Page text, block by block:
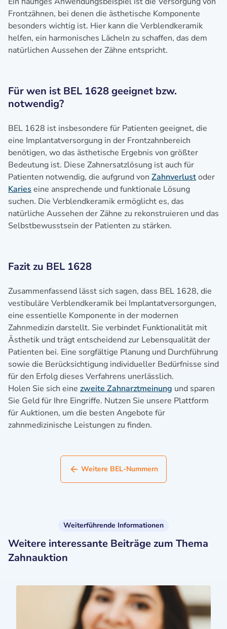
Frontzähnen, bei denen die ästhetische Komponente
besonders wichtig ist. Hier kann die Verblendkeramik
helfen, ein harmonisches Lächeln zu schaffen, das dem
natürlichen Aussehen der Zähne entspricht.
Für wen ist BEL 1628 geeignet bzw.
notwendig?
BEL 1628 ist insbesondere für Patienten geeignet, die
eine Implantatversorgung in der Frontzahnbereich
benötigen, wo das ästhetische Ergebnis von größter
Bedeutung ist. Diese Zahnersatzlösung ist auch für
Patienten notwendig, die aufgrund von Zahnverlustoder
Karies eine ansprechende und funktionale Lösung
suchen. Die Verblendkeramik ermöglicht es, das
natürliche Aussehen der Zähne zu rekonstruieren und das
Selbstbewusstsein der Patienten zu stärken.
Fazit zu BEL 1628
Zusammenfassend lässt sich sagen, dass BEL 1628, die
vestibuläre Verblendkeramik bei Implantatversorgungen,
eine essentielle Komponente in der modernen
Zahnmedizin darstellt. Sie verbindet Funktionalität mit
Ästhetik und trägt entscheidend zur Lebensqualität der
Patienten bei. Eine sorgfältige Planung und Durchführung
sowie die Berücksichtigung individueller Bedürfnisse sind
für den Erfolg dieses Verfahrens unerlässlich.
Holen Sie sich eine zweite Zahnarztmeinung und sparen
Sie Geld für Ihre Eingriffe. Nutzen Sie unsere Plattform
für Auktionen, um die besten Angebote für
zahnmedizinische Leistungen zu finden.
Weitere BEL-Nummern
Weiterführende Informationen
Weitere interessante Beiträge zum Thema
Zahnauktion